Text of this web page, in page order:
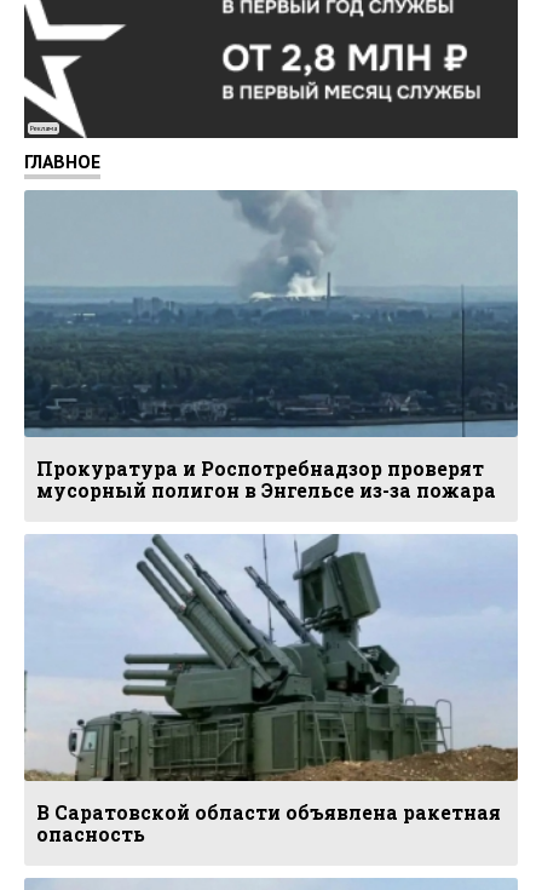
Реклама
ГЛАВНОЕ
Прокуратура и Роспотребнадзор проверят
мусорный полигон в Энгельсе из-за пожара
В Саратовской области объявлена ракетная
опасность